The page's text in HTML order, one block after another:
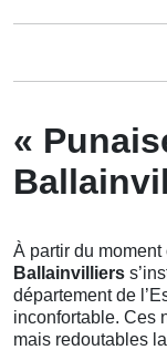
«
À partir du
Ballainvilliers
département de
inconfortable. Ces
mais redoutables